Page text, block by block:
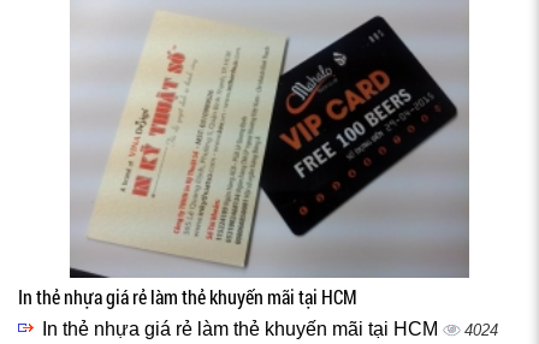
In thẻ nhựa giá rẻ làm thẻ khuyến mãi tại HCM
In thẻ nhựa giá rẻ làm thẻ khuyến mãi tại HCM 4024